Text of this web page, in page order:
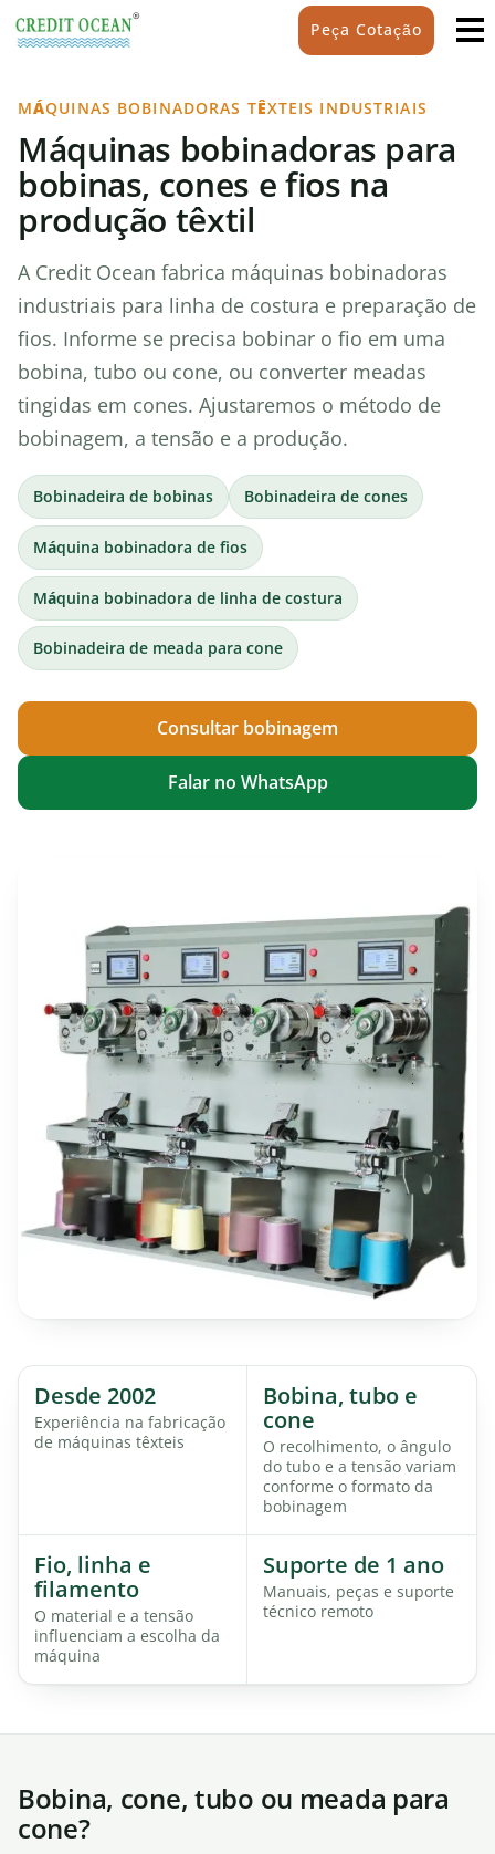
Peça Cotação
MÁQUINAS BOBINADORAS TÊXTEIS INDUSTRIAIS
Máquinas bobinadoras para
bobinas, cones e fios na
produção têxtil
A Credit Ocean fabrica máquinas bobinadoras
industriais para linha de costura e preparação de
fios. Informe se precisa bobinar o fio em uma
bobina, tubo ou cone, ou converter meadas
tingidas em cones. Ajustaremos o método de
bobinagem, a tensão e a produção.
Bobinadeira de bobinas Bobinadeira de cones
Máquina bobinadora de fios
Máquina bobinadora de linha de costura
Bobinadeira de meada para cone
Consultar bobinagem
Falar no WhatsApp
Desde 2002
Experiência na fabricação
de máquinas têxteis
Bobina, tubo e
cone
O recolhimento, o ângulo
do tubo e a tensão variam
conforme o formato da
bobinagem
Fio, linha e
filamento
O material e a tensão
influenciam a escolha da
máquina
Suporte de 1 ano
Manuais, peças e suporte
técnico remoto
Bobina, cone, tubo ou meada para
cone?